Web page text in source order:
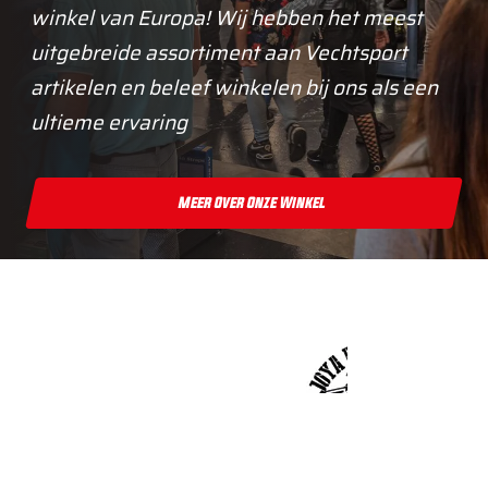
winkel van Europa! Wij hebben het meest
uitgebreide assortiment aan Vechtsport
artikelen en beleef winkelen bij ons als een
ultieme ervaring
Meer Over Onze Winkel